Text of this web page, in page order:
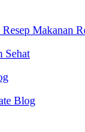
Makanan
Sehat
Blog